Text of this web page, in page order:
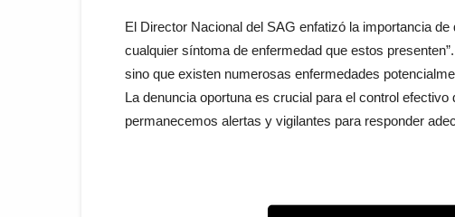
El Director Nacional del SAG enfatizó la importancia
cualquier síntoma de enfermedad que estos
sino que existen numerosas enfermedades
La denuncia oportuna es crucial para el control
permanecemos alertas y vigilantes para responder